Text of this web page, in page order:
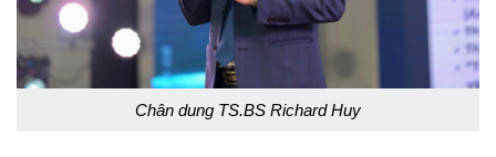
Chân dung TS.BS Richard Huy